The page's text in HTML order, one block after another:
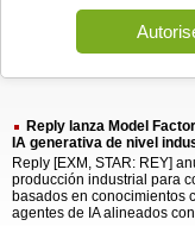
Reply lanza Model
IA generativa de nivel
Reply [EXM, STAR: REY]
producción industrial para
basados en conocimientos
agentes de IA alineados